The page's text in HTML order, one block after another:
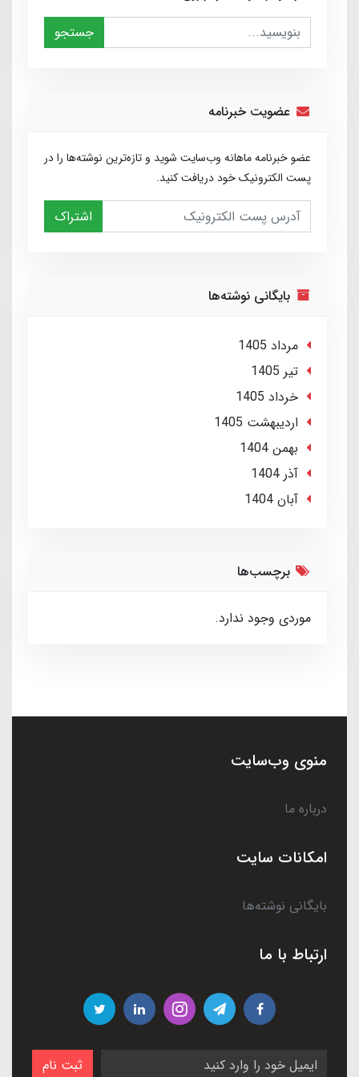
جستجو
عضویت خبرنامه
عضو خبرنامه ماهانه وب‌سایت شوید و تازه‌ترین نوشته‌ها را در
پست الکترونیک خود دریافت کنید.
اشتراک
بایگانی نوشته‌ها
مرداد 1405
تير 1405
خرداد 1405
ارديبهشت 1405
بهمن 1404
آذر 1404
آبان 1404
برچسب‌ها
موردی وجود ندارد.
منوی وب‌سایت
درباره ما
امکانات سایت
بایگانی نوشته‌ها
ارتباط با ما
ثبت نام